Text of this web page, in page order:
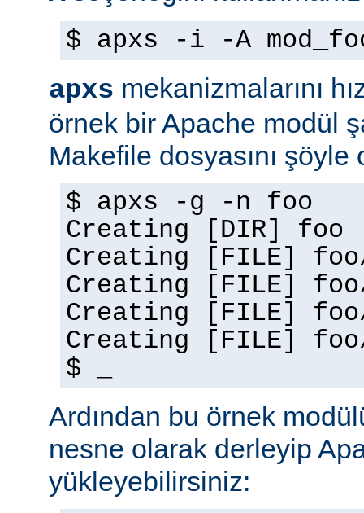
$ apxs -i -A
apxs mekanizmalarını
örnek bir Apache modül
Makefile dosyasını
$ apxs -g -n foo
Creating [DIR] foo
Creating [FILE]
Creating [FILE] foo/
Creating [FILE]
Creating [FILE]
$ _
Ardından bu örnek
nesne olarak derleyip
yükleyebilirsiniz: